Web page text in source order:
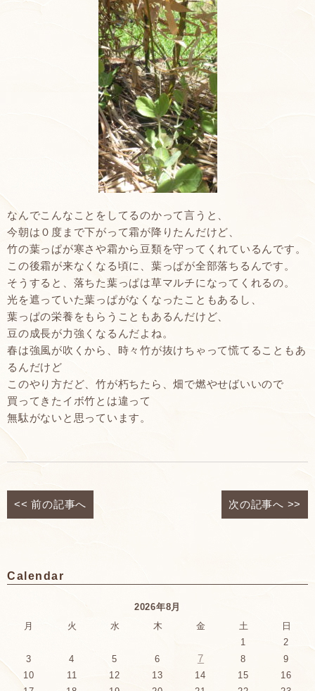
なんでこんなことをしてるのかって言うと、
今朝は０度まで下がって霜が降りたんだけど、
竹の葉っぱが寒さや霜から豆類を守ってくれているんです。
この後霜が来なくなる頃に、葉っぱが全部落ちるんです。
そうすると、落ちた葉っぱは草マルチになってくれるの。
光を遮っていた葉っぱがなくなったこともあるし、
葉っぱの栄養をもらうこともあるんだけど、
豆の成長が力強くなるんだよね。
春は強風が吹くから、時々竹が抜けちゃって慌てることもあ
るんだけど
このやり方だど、竹が朽ちたら、畑で燃やせばいいので
買ってきたイボ竹とは違って
無駄がないと思っています。
<<前の記事へ 次の記事へ >>
Calendar
2026年8月
月
火 水 木 金 土
日
1
2
3
4 5 6 7 8
9
10
11 12 13 14 15
16